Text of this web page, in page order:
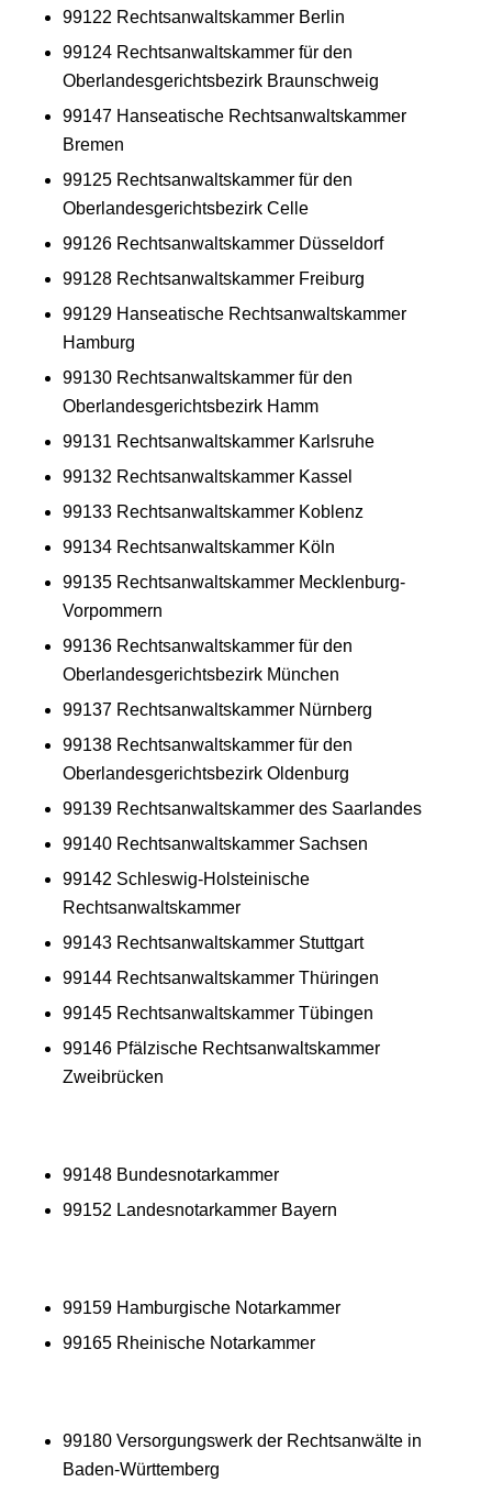
99122 Rechtsanwaltskammer Berlin
99124 Rechtsanwaltskammer für den
Oberlandesgerichtsbezirk Braunschweig
99147 Hanseatische Rechtsanwaltskammer
Bremen
99125 Rechtsanwaltskammer für den
Oberlandesgerichtsbezirk Celle
99126 Rechtsanwaltskammer Düsseldorf
99128 Rechtsanwaltskammer Freiburg
99129 Hanseatische Rechtsanwaltskammer
Hamburg
99130 Rechtsanwaltskammer für den
Oberlandesgerichtsbezirk Hamm
99131 Rechtsanwaltskammer Karlsruhe
99132 Rechtsanwaltskammer Kassel
99133 Rechtsanwaltskammer Koblenz
99134 Rechtsanwaltskammer Köln
99135 Rechtsanwaltskammer Mecklenburg-
Vorpommern
99136 Rechtsanwaltskammer für den
Oberlandesgerichtsbezirk München
99137 Rechtsanwaltskammer Nürnberg
99138 Rechtsanwaltskammer für den
Oberlandesgerichtsbezirk Oldenburg
99139 Rechtsanwaltskammer des Saarlandes
99140 Rechtsanwaltskammer Sachsen
99142 Schleswig-Holsteinische
Rechtsanwaltskammer
99143 Rechtsanwaltskammer Stuttgart
99144 Rechtsanwaltskammer Thüringen
99145 Rechtsanwaltskammer Tübingen
99146 Pfälzische Rechtsanwaltskammer
Zweibrücken
99148 Bundesnotarkammer
99152 Landesnotarkammer Bayern
99159 Hamburgische Notarkammer
99165 Rheinische Notarkammer
99180 Versorgungswerk der Rechtsanwälte in
Baden-Württemberg